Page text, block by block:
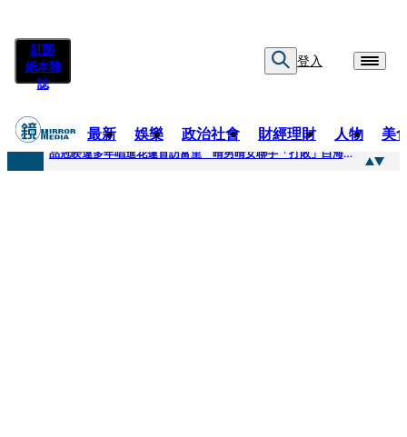
訂閱
紙本雜
誌
登入
最新 娛樂 政治社會 財經理財 人物 美
快訊
品冠睽違多年唱進花蓮首訪富里 晴男晴女聯手「打敗」白海豚颱風